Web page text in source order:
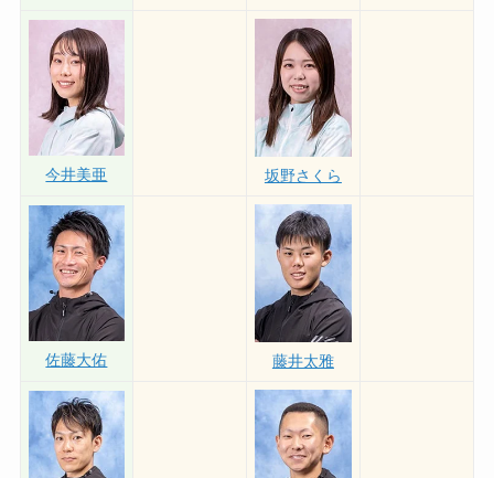
今井美亜 坂野さくら
佐藤大佑 藤井太雅